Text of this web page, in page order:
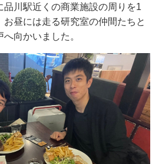
品川駅近くの商業施設の周りを1
お昼には走る研究室の仲間たちと
向かいました。